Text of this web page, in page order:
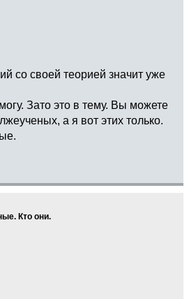
со своей теорией значит уже
Зато это в тему. Вы можете
а я вот этих только.
Кто они.